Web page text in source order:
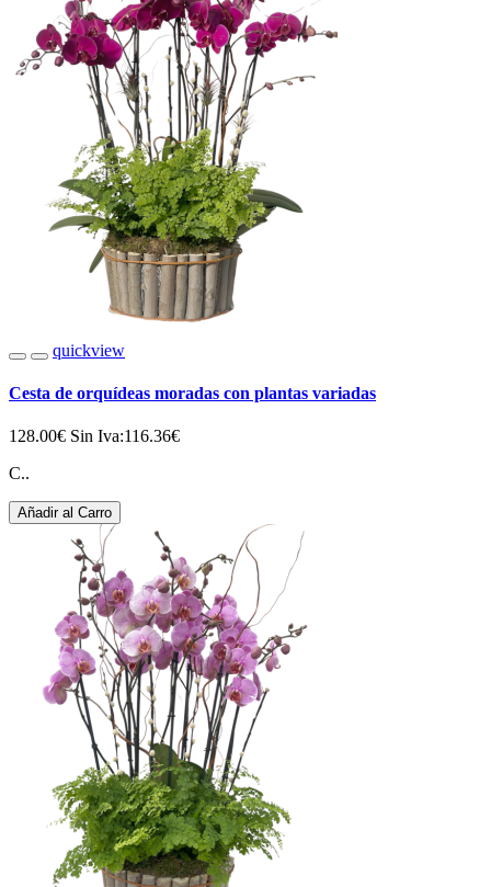
quickview
Cesta de orquídeas moradas con plantas variadas
128.00€ Sin Iva:116.36€
C..
Añadir al Carro